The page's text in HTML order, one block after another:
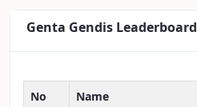
Genta Gendis Leaderboard
No Name